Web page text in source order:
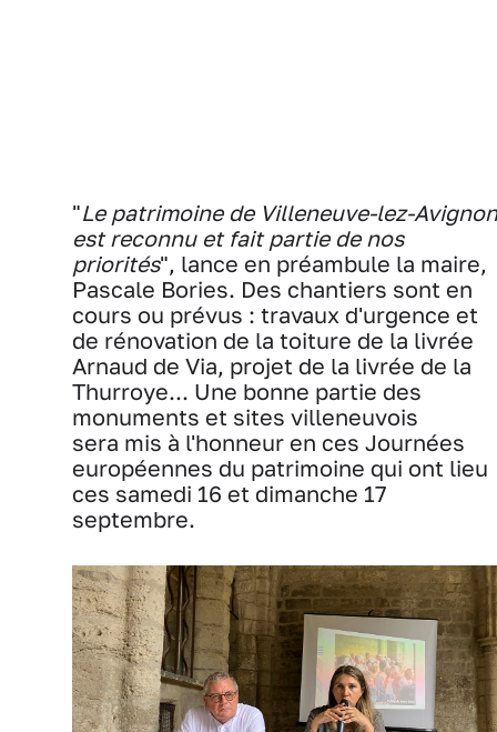
"Le patrimoine de Villeneuve-lez-Avignon
est reconnu et fait partie de nos
priorités", lance en préambule la maire,
Pascale Bories. Des chantiers sont en
cours ou prévus : travaux d'urgence et
de rénovation de la toiture de la livrée
Arnaud de Via, projet de la livrée de la
Thurroye... Une bonne partie des
monuments et sites villeneuvois
sera mis à l'honneur en ces Journées
européennes du patrimoine qui ont lieu
ces samedi 16 et dimanche 17
septembre.